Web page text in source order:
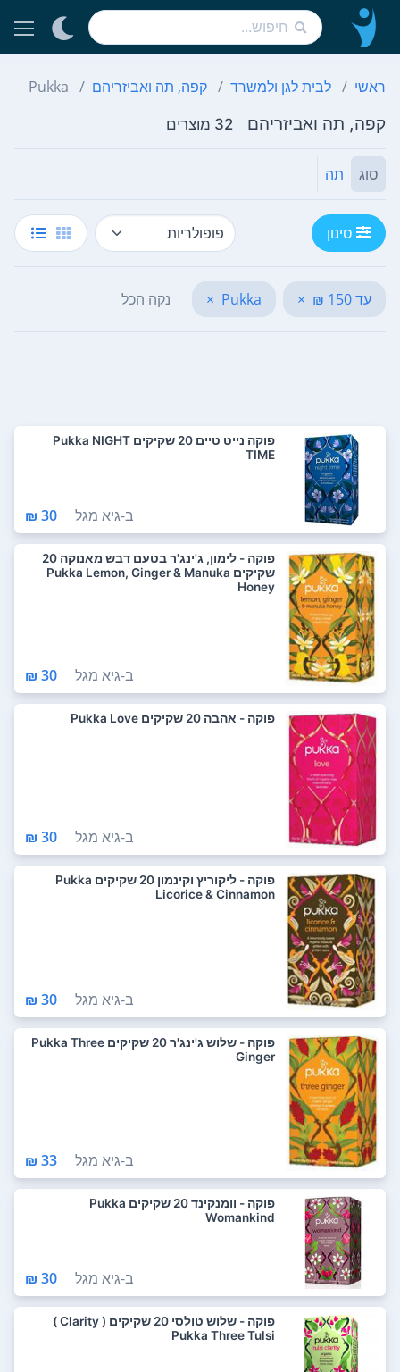
ראשי לבית לגן ולמשרד קפה, תה ואביזריהם Pukka
קפה, תה ואביזריהם 32 מוצרים
סוג תה
סינון
עד 150 ₪ ×
Pukka
× נקה הכל
פוקה נייט טיים 20 שקיקים Pukka NIGHT
TIME
ב-גיא מגל 30 ₪
פוקה - לימון, ג'ינג'ר בטעם דבש מאנוקה 20
שקיקים Pukka Lemon, Ginger & Manuka
Honey
ב-גיא מגל 30 ₪
פוקה - אהבה 20 שקיקים Pukka Love
ב-גיא מגל 30 ₪
פוקה - ליקוריץ וקינמון 20 שקיקים Pukka
Licorice & Cinnamon
ב-גיא מגל 30 ₪
פוקה - שלוש ג'ינג'ר 20 שקיקים Pukka Three
Ginger
ב-גיא מגל 33 ₪
פוקה - וומנקינד 20 שקיקים Pukka
Womankind
ב-גיא מגל 30 ₪
פוקה - שלוש טולסי 20 שקיקים ( Clarity )
Pukka Three Tulsi